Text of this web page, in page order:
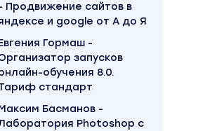
Продвижение сайтов в
и google от А до Я
Гормаш -
запусков
обучения 8.0.
стандарт
Басманов -
Photoshop с